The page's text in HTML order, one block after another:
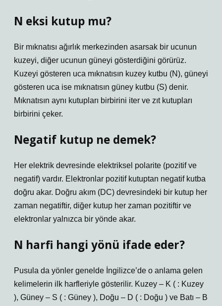
N eksi kutup mu?
Bir mıknatısı ağırlık merkezinden asarsak bir ucunun
kuzeyi, diğer ucunun güneyi gösterdiğini görürüz.
Kuzeyi gösteren uca mıknatısın kuzey kutbu (N), güneyi
gösteren uca ise mıknatısın güney kutbu (S) denir.
Mıknatısın aynı kutupları birbirini iter ve zıt kutupları
birbirini çeker.
Negatif kutup ne demek?
Her elektrik devresinde elektriksel polarite (pozitif ve
negatif) vardır. Elektronlar pozitif kutuptan negatif kutba
doğru akar. Doğru akım (DC) devresindeki bir kutup her
zaman negatiftir, diğer kutup her zaman pozitiftir ve
elektronlar yalnızca bir yönde akar.
N harfi hangi yönü ifade eder?
Pusula da yönler genelde İngilizce’de o anlama gelen
kelimelerin ilk harfleriyle gösterilir. Kuzey – K ( : Kuzey
), Güney – S ( : Güney ), Doğu – D ( : Doğu ) ve Batı – B